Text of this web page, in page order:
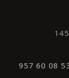
957 60 08